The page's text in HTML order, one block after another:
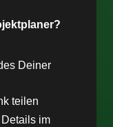
Deiner
teilen
im